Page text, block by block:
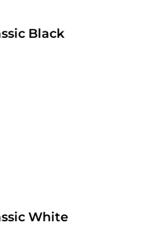
Black
White